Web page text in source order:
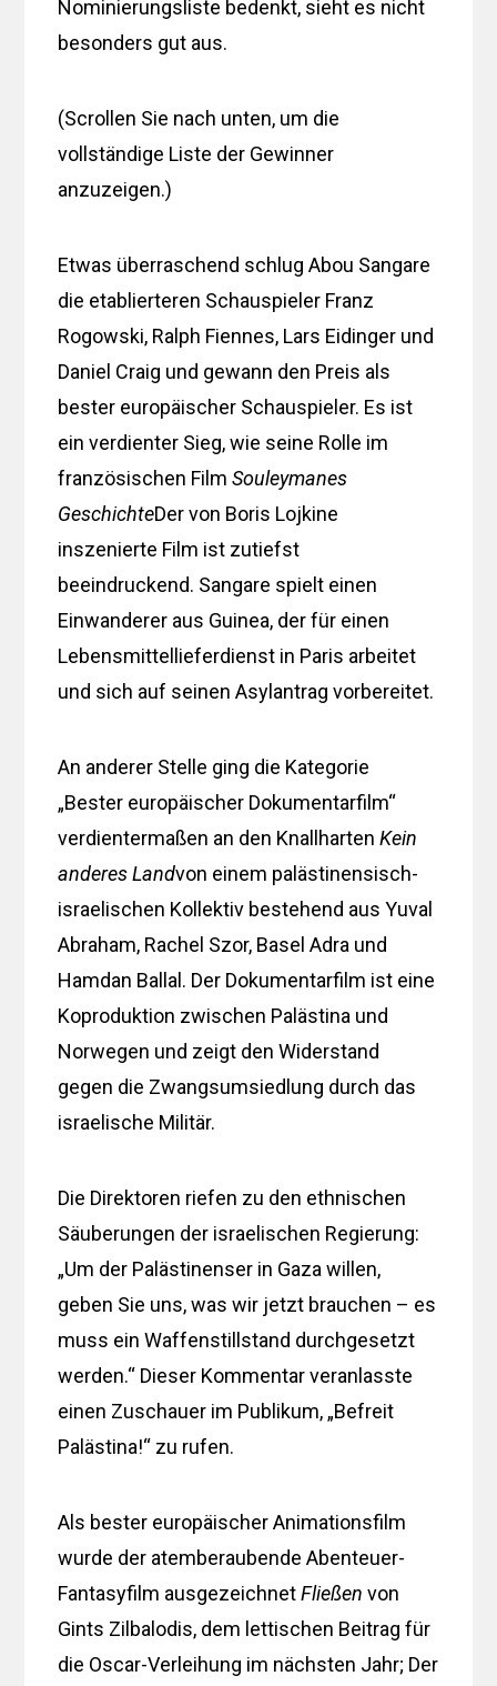
Nominierungsliste bedenkt, sieht es nicht
besonders gut aus.
(Scrollen Sie nach unten, um die
vollständige Liste der Gewinner
anzuzeigen.)
Etwas überraschend schlug Abou Sangare
die etablierteren Schauspieler Franz
Rogowski, Ralph Fiennes, Lars Eidinger und
Daniel Craig und gewann den Preis als
bester europäischer Schauspieler. Es ist
ein verdienter Sieg, wie seine Rolle im
französischen FilmSouleymanes
GeschichteDer von Boris Lojkine
inszenierte Film ist zutiefst
beeindruckend. Sangare spielt einen
Einwanderer aus Guinea, der für einen
Lebensmittellieferdienst in Paris arbeitet
und sich auf seinen Asylantrag vorbereitet.
An anderer Stelle ging die Kategorie
„Bester europäischer Dokumentarfilm“
verdientermaßen an den KnallhartenKein
anderes Landvon einem palästinensisch-
israelischen Kollektiv bestehend aus Yuval
Abraham, Rachel Szor, Basel Adra und
Hamdan Ballal. Der Dokumentarfilm ist eine
Koproduktion zwischen Palästina und
Norwegen und zeigt den Widerstand
gegen die Zwangsumsiedlung durch das
israelische Militär.
Die Direktoren riefen zu den ethnischen
Säuberungen der israelischen Regierung:
„Um der Palästinenser in Gaza willen,
geben Sie uns, was wir jetzt brauchen – es
muss ein Waffenstillstand durchgesetzt
werden.“ Dieser Kommentar veranlasste
einen Zuschauer im Publikum, „Befreit
Palästina!“ zu rufen.
Als bester europäischer Animationsfilm
wurde der atemberaubende Abenteuer-
Fantasyfilm ausgezeichnetFließen von
Gints Zilbalodis, dem lettischen Beitrag für
die Oscar-Verleihung im nächsten Jahr; Der